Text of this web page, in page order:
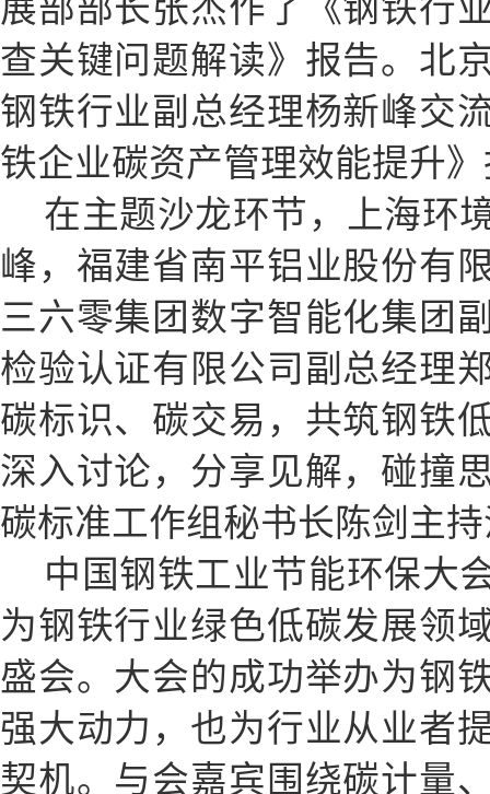
展部部长张杰作了《钢铁行
查关键问题解读》报告。北
钢铁行业副总经理杨新峰交
铁企业碳资产管理效能提升
在主题沙龙环节，上海环
峰，福建省南平铝业股份有
三六零集团数字智能化集团
检验认证有限公司副总经理
碳标识、碳交易，共筑钢铁
深入讨论，分享见解，碰撞
碳标准工作组秘书长陈剑主
中国钢铁工业节能环保大
为钢铁行业绿色低碳发展领
盛会。大会的成功举办为钢
强大动力，也为行业从业者
契机。与会嘉宾围绕碳计量